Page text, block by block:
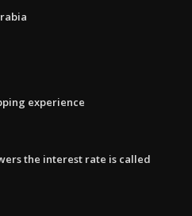
experience
the interest rate is called